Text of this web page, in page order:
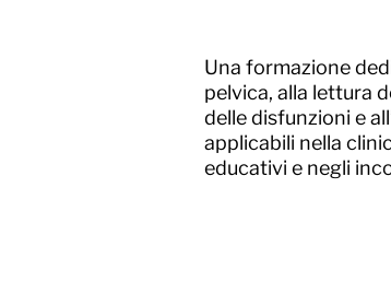
Una formazione
pelvica, alla lettura
delle disfunzioni e
applicabili nella
educativi e negli